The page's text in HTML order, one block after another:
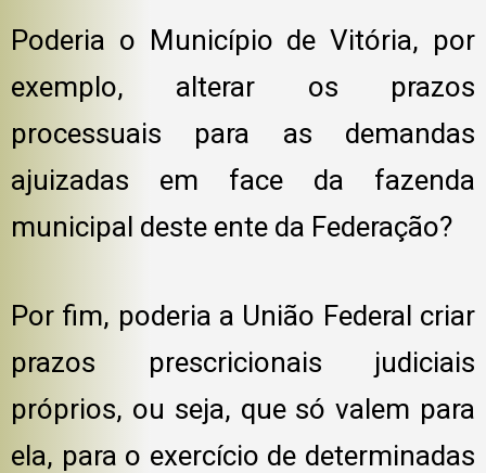
Poderia o Município de Vitória, por
exemplo, alterar os prazos
processuais para as demandas
ajuizadas em face da fazenda
municipal deste ente da Federação?
Por fim, poderia a União Federal criar
prazos prescricionais judiciais
próprios, ou seja, que só valem para
ela, para o exercício de determinadas